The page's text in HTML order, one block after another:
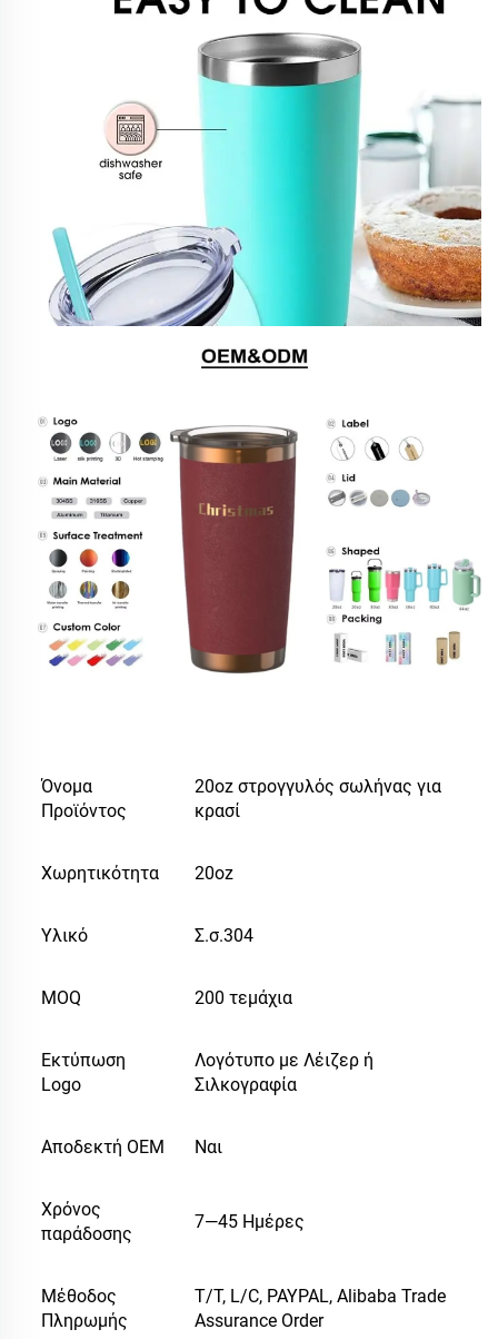
Όνομα
Προϊόντος
20oz στρογγυλός σωλήνας για
κρασί
Χωρητικότητα 20oz
Υλικό Σ.σ.304
MOQ 200 τεμάχια
Εκτύπωση
Logo
Λογότυπο με Λέιζερ ή
Σιλκογραφία
Αποδεκτή OEM Ναι
Χρόνος
παράδοσης
7—45 Ημέρες
Μέθοδος
Πληρωμής
T/T, L/C, PAYPAL, Alibaba Trade
Assurance Order